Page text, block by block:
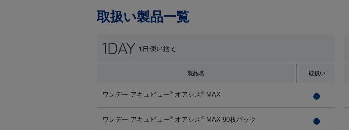
取扱い製品一覧
製品名 取扱い
ワンデー アキュビュー® オアシス ® MAX
ワンデー アキュビュー® オアシス ® MAX 90枚パック